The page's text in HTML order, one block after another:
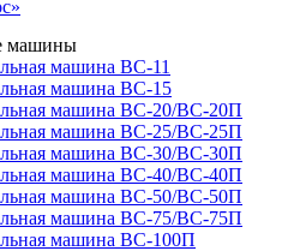
машины
машина ВС-11
машина ВС-15
машина ВС-20/ВС-20П
машина ВС-25/ВС-25П
машина ВС-30/ВС-30П
машина ВС-40/ВС-40П
машина ВС-50/ВС-50П
машина ВС-75/ВС-75П
машина ВС-100П